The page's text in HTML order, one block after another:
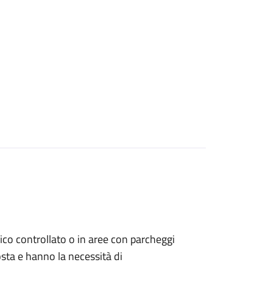
controllato o in aree con parcheggi
e hanno la necessità di